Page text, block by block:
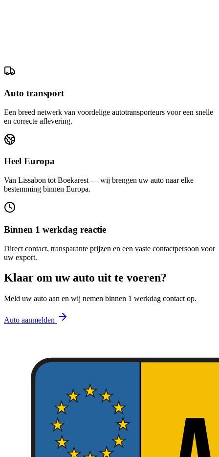
Auto transport
Een breed netwerk van voordelige autotransporteurs voor een snelle
en correcte aflevering.
Heel Europa
Van Lissabon tot Boekarest — wij brengen uw auto naar elke
bestemming binnen Europa.
Binnen 1 werkdag reactie
Direct contact, transparante prijzen en een vaste contactpersoon voor
uw export.
Klaar om uw auto uit te voeren?
Meld uw auto aan en wij nemen binnen 1 werkdag contact op.
Auto aanmelden